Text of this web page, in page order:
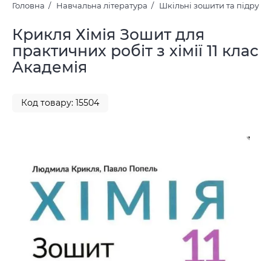
Головна Навчальна література Шкільні зошити та
Крикля Хімія Зошит для
практичних робіт з хімії 11 клас
Академія
Код товару: 15504